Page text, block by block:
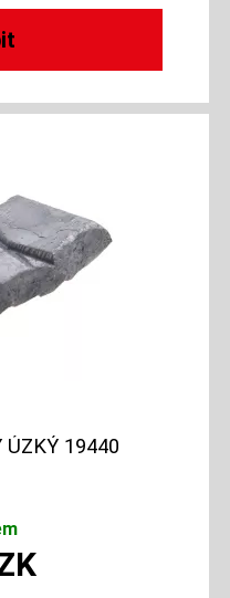
ÚZKÝ 19440